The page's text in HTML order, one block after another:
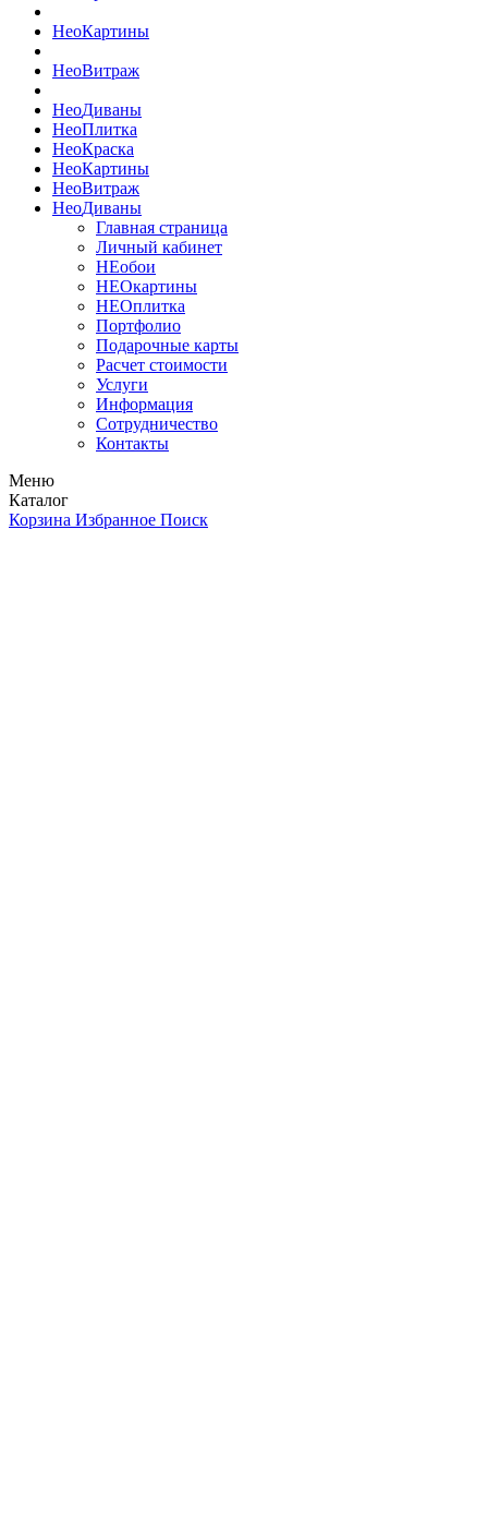
НеоКартины
НеоВитраж
НеоДиваны
НеоПлитка
НеоКраска
НеоКартины
НеоВитраж
НеоДиваны
Главная страница
Личный кабинет
НЕобои
НЕОкартины
НЕОплитка
Портфолио
Подарочные карты
Расчет стоимости
Услуги
Информация
Сотрудничество
Контакты
Меню
Каталог
Корзина Избранное Поиск